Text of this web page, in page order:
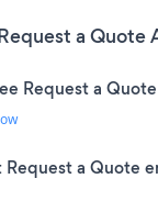
a Quote
Request a
Request a Quote